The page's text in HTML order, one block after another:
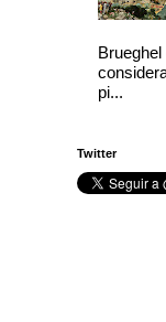
pi...
Twitter